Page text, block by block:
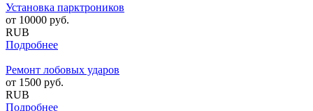
Установка парктроников
от 10000 руб.
RUB
Подробнее
Ремонт лобовых ударов
от 1500 руб.
RUB
Подробнее